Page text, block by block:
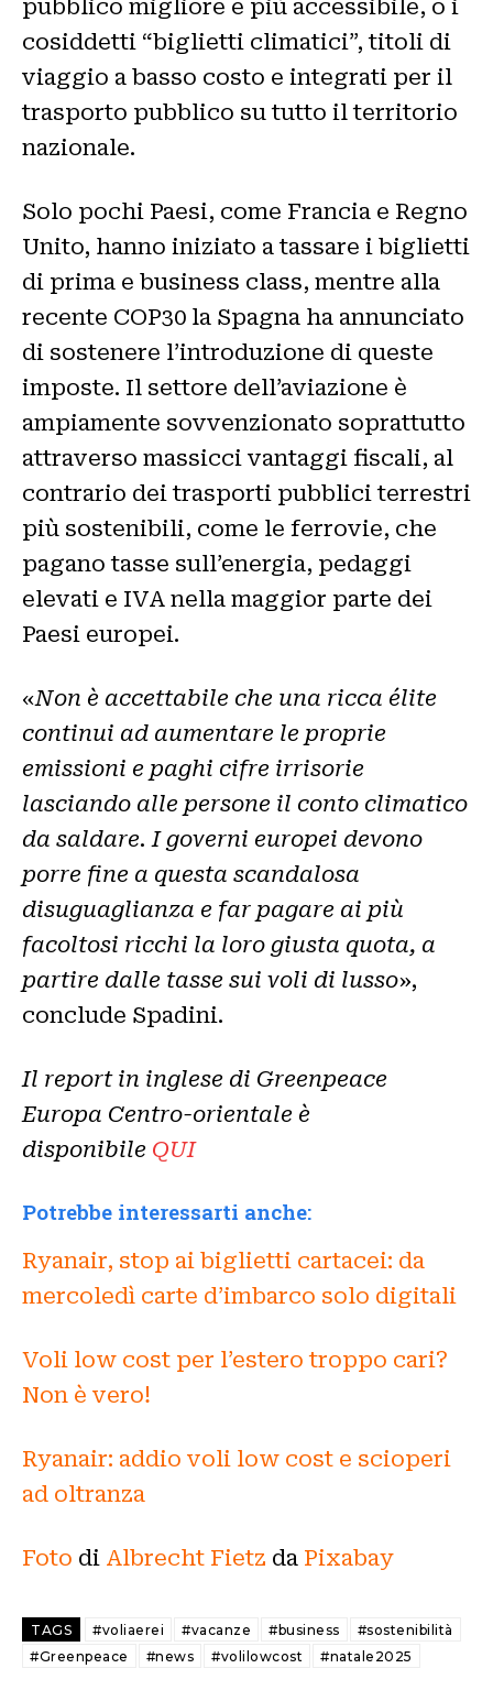
pubblico migliore e più accessibile, o i
cosiddetti “biglietti climatici”, titoli di
viaggio a basso costo e integrati per il
trasporto pubblico su tutto il territorio
nazionale.
Solo pochi Paesi, come Francia e Regno
Unito, hanno iniziato a tassare i biglietti
di prima e business class, mentre alla
recente COP30 la Spagna ha annunciato
di sostenere l’introduzione di queste
imposte. Il settore dell’aviazione è
ampiamente sovvenzionato soprattutto
attraverso massicci vantaggi fiscali, al
contrario dei trasporti pubblici terrestri
più sostenibili, come le ferrovie, che
pagano tasse sull’energia, pedaggi
elevati e IVA nella maggior parte dei
Paesi europei.
«Non è accettabile che una ricca élite
continui ad aumentare le proprie
emissioni e paghi cifre irrisorie
lasciando alle persone il conto climatico
da saldare. I governi europei devono
porre fine a questa scandalosa
disuguaglianza e far pagare ai più
facoltosi ricchi la loro giusta quota, a
partire dalle tasse sui voli di lusso»,
conclude Spadini.
Il report in inglese di Greenpeace
Europa Centro-orientale è
disponibile QUI
Potrebbe interessarti anche:
Ryanair, stop ai biglietti cartacei: da
mercoledì carte d’imbarco solo digitali
Voli low cost per l’estero troppo cari?
Non è vero!
Ryanair: addio voli low cost e scioperi
ad oltranza
Foto di Albrecht Fietz da Pixabay
TAGS #voliaerei #vacanze #business
#sostenibilità
#Greenpeace
#news #volilowcost #natale2025